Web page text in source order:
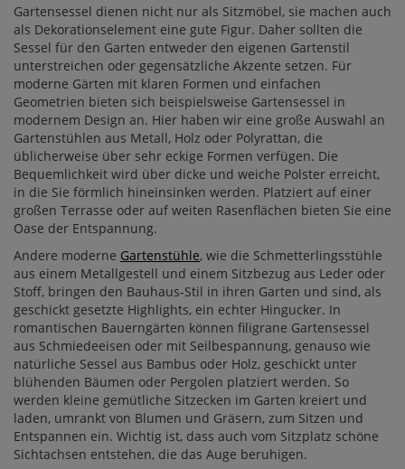
Gartensessel dienen nicht nur als Sitzmöbel, sie machen auch
als Dekorationselement eine gute Figur. Daher sollten die
Sessel für den Garten entweder den eigenen Gartenstil
unterstreichen oder gegensätzliche Akzente setzen. Für
moderne Gärten mit klaren Formen und einfachen
Geometrien bieten sich beispielsweise Gartensessel in
modernem Design an. Hier haben wir eine große Auswahl an
Gartenstühlen aus Metall, Holz oder Polyrattan, die
üblicherweise über sehr eckige Formen verfügen. Die
Bequemlichkeit wird über dicke und weiche Polster erreicht,
in die Sie förmlich hineinsinken werden. Platziert auf einer
großen Terrasse oder auf weiten Rasenflächen bieten Sie eine
Oase der Entspannung.
Andere moderne Gartenstühle, wie die Schmetterlingsstühle
aus einem Metallgestell und einem Sitzbezug aus Leder oder
Stoff, bringen den Bauhaus-Stil in ihren Garten und sind, als
geschickt gesetzte Highlights, ein echter Hingucker. In
romantischen Bauerngärten können filigrane Gartensessel
aus Schmiedeeisen oder mit Seilbespannung, genauso wie
natürliche Sessel aus Bambus oder Holz, geschickt unter
blühenden Bäumen oder Pergolen platziert werden. So
werden kleine gemütliche Sitzecken im Garten kreiert und
laden, umrankt von Blumen und Gräsern, zum Sitzen und
Entspannen ein. Wichtig ist, dass auch vom Sitzplatz schöne
Sichtachsen entstehen, die das Auge beruhigen.